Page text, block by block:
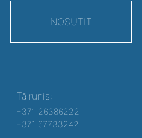
NOSŪTĪT
Tālrunis:
+371 26386222
+371 67733242